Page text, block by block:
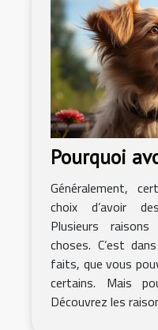
Pourquoi
Généralement,
choix d’avoir
Plusieurs
choses. C’est
faits, que vous
certains. Mais
Découvrez les